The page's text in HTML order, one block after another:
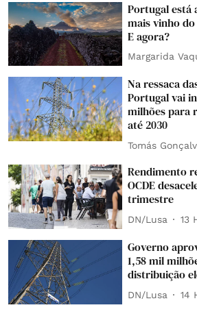
Portugal
mais vinho
E agora?
Margarida
Na ressaca
Portugal vai
milhões para
até 2030
Tomás
Rendimento
OCDE
trimestre
DN/Lusa 13
Governo
1,58 mil
distribuição
DN/Lusa 14